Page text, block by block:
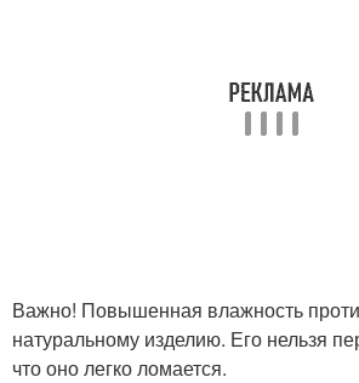
Важно! Повышенная влажность
натуральному изделию. Его нельзя
что оно легко ломается.